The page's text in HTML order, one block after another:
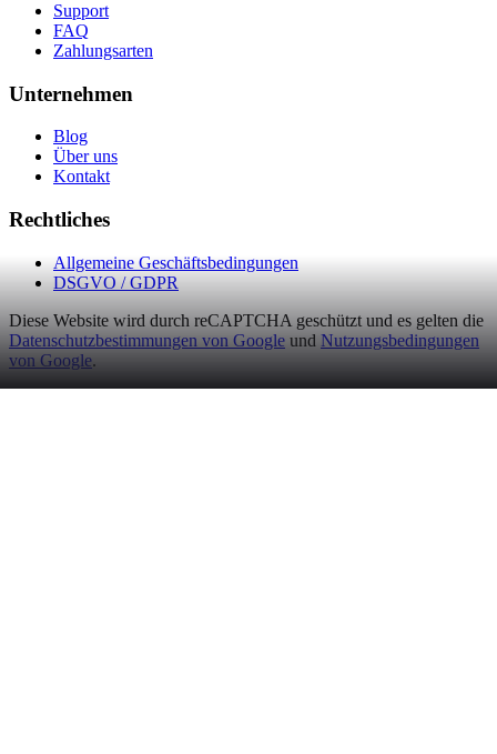
Support
FAQ
Zahlungsarten
Unternehmen
Blog
Über uns
Kontakt
Rechtliches
Allgemeine Geschäftsbedingungen
DSGVO / GDPR
Diese Website wird durch reCAPTCHA geschützt und es gelten die
Datenschutzbestimmungen von Google und Nutzungsbedingungen
von Google.